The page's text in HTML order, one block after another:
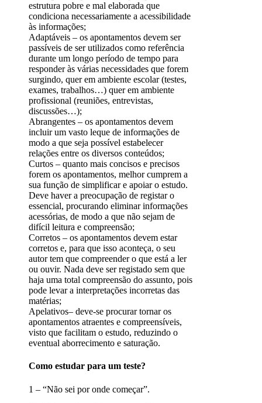
estrutura pobre e mal elaborada que
condiciona necessariamente a acessibilidade
às informações;
Adaptáveis – os apontamentos devem ser
passíveis de ser utilizados como referência
durante um longo período de tempo para
responder às várias necessidades que forem
surgindo, quer em ambiente escolar (testes,
exames, trabalhos…) quer em ambiente
profissional (reuniões, entrevistas,
discussões…);
Abrangentes – os apontamentos devem
incluir um vasto leque de informações de
modo a que seja possível estabelecer
relações entre os diversos conteúdos;
Curtos – quanto mais concisos e precisos
forem os apontamentos, melhor cumprem a
sua função de simplificar e apoiar o estudo.
Deve haver a preocupação de registar o
essencial, procurando eliminar informações
acessórias, de modo a que não sejam de
difícil leitura e compreensão;
Corretos – os apontamentos devem estar
corretos e, para que isso aconteça, o seu
autor tem que compreender o que está a ler
ou ouvir. Nada deve ser registado sem que
haja uma total compreensão do assunto, pois
pode levar a interpretações incorretas das
matérias;
Apelativos– deve-se procurar tornar os
apontamentos atraentes e compreensíveis,
visto que facilitam o estudo, reduzindo o
eventual aborrecimento e saturação.
Como estudar para um teste?
1 – “Não sei por onde começar”.